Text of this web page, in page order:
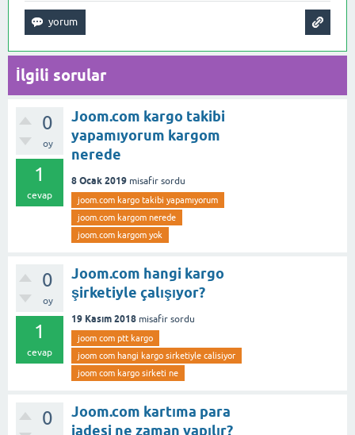
İlgili sorular
0
oy
1
cevap
Joom.com kargo takibi
yapamıyorum kargom
nerede
8 Ocak 2019 misafir sordu
joom.com kargo takibi yapamıyorum
joom.com kargom nerede
joom.com kargom yok
0
oy
1
cevap
Joom.com hangi kargo
şirketiyle çalışıyor?
19 Kasım 2018 misafir sordu
joom com ptt kargo
joom com hangi kargo sirketiyle calisiyor
joom com kargo sirketi ne
0
Joom.com kartıma para
iadesi ne zaman yapılır?